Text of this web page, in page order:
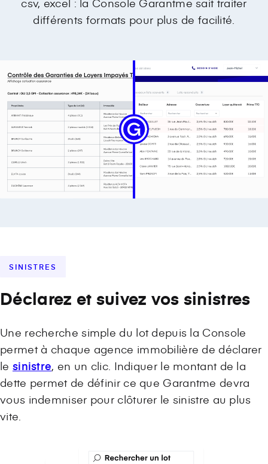
différents formats pour plus de facilité.
SINISTRES
Déclarez et suivez vos sinistres
Une recherche simple du lot depuis la Console
permet à chaque agence immobilière de déclarer
le sinistre, en un clic. Indiquer le montant de la
dette permet de définir ce que Garantme devra
vous indemniser pour clôturer le sinistre au plus
vite.